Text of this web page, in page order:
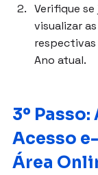
Verifique
visualizar as
respectivas
Ano atual.
3º
Acesso
Área